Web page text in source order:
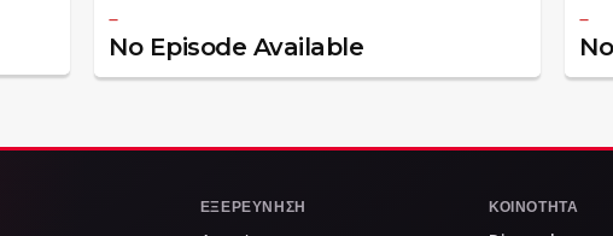
—
No Episode Available
—
ΕΞΕΡΕΎΝΗΣΗ ΚΟΙΝΌΤΗΤΑ